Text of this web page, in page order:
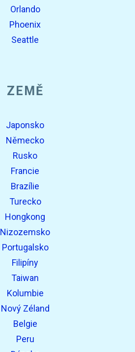
Orlando
Phoenix
Seattle
ZEMĚ
Japonsko
Německo
Rusko
Francie
Brazílie
Turecko
Hongkong
Nizozemsko
Portugalsko
Filipíny
Taiwan
Kolumbie
Nový Zéland
Belgie
Peru